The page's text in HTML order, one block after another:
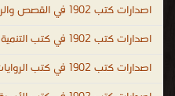
اصدارات كتب 1902 في القصص والروايات والمجلّات
اصدارات كتب 1902 في كتب التنمية البشرية
اصدارات كتب 1902 في كتب الروايات الأجنبية والعالمية